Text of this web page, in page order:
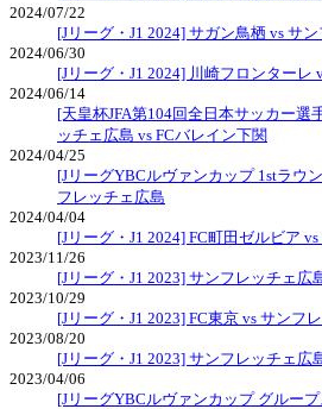
2024/07/22
[Jリーグ・J1 2024] サガン鳥栖 vs サ
2024/06/30
[Jリーグ・J1 2024] 川崎フロンターレ
2024/06/14
[天皇杯JFA第104回全日本サッカー選
ッチェ広島 vs FCバレイン下関
2024/04/25
[JリーグYBCルヴァンカップ 1stラウ
フレッチェ広島
2024/04/04
[Jリーグ・J1 2024] FC町田ゼルビア
2023/11/26
[Jリーグ・J1 2023] サンフレッチェ広
2023/10/29
[Jリーグ・J1 2023] FC東京 vs サンフ
2023/08/20
[Jリーグ・J1 2023] サンフレッチェ広
2023/04/06
[JリーグYBCルヴァンカップ グルー